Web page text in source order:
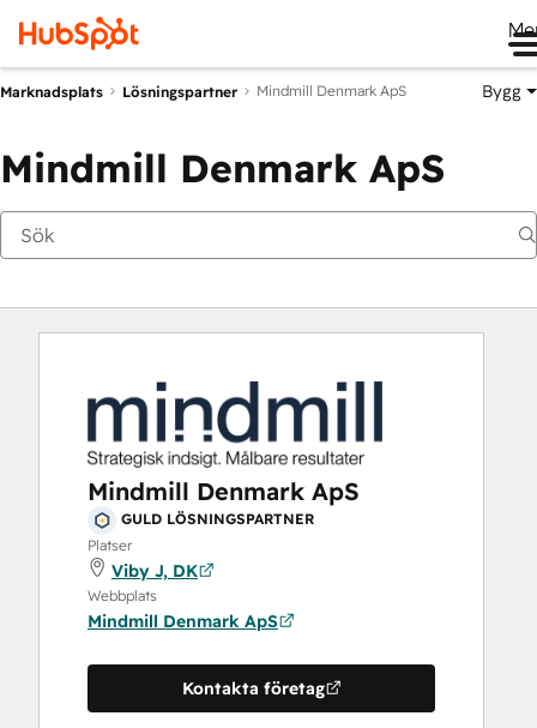
Marknadsplats Lösningspartner Mindmill Denmark ApS Bygg
Mindmill Denmark ApS
Mindmill Denmark ApS
GULD LÖSNINGSPARTNER
Platser
Viby J, DK
Webbplats
Mindmill Denmark ApS
Kontakta företag